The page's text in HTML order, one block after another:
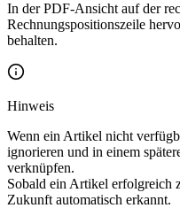
In der PDF-Ansicht auf der
Rechnungspositionszeile
behalten.
Hinweis
Wenn ein Artikel nicht
ignorieren und in einem
verknüpfen.
Sobald ein Artikel erfolgreich
Zukunft automatisch erkannt.